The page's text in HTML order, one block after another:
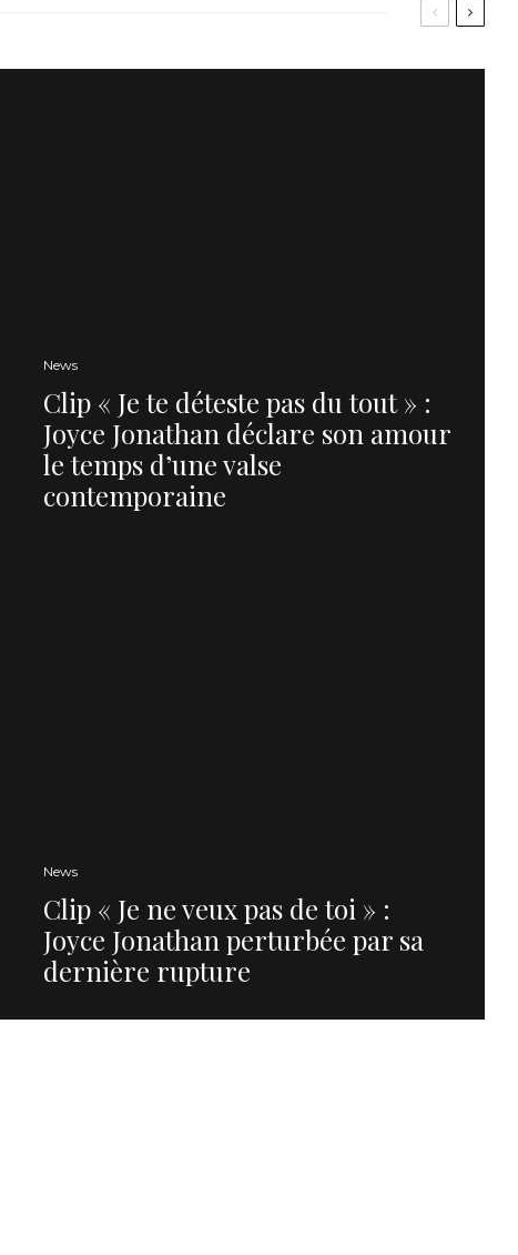
News
Clip « Je te déteste pas du tout » :
Joyce Jonathan déclare son amour
le temps d’une valse
contemporaine
News
Clip « Je ne veux pas de toi » :
Joyce Jonathan perturbée par sa
dernière rupture